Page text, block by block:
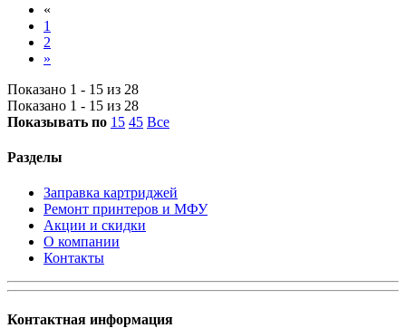
«
1
2
»
Показано 1 - 15 из 28
Показано 1 - 15 из 28
Показывать по 15 45 Все
Разделы
Заправка картриджей
Ремонт принтеров и МФУ
Акции и скидки
О компании
Контакты
Контактная информация